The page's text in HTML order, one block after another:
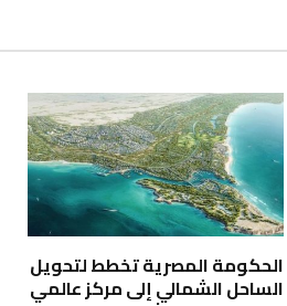
الحكومة المصرية تخطط لتحويل
الساحل الشمالي إلى مركز عالمي